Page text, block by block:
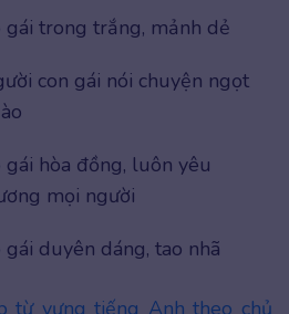
gái trong trắng, mảnh dẻ
con gái nói chuyện ngọt
gái hòa đồng, luôn yêu
mọi người
gái duyên dáng, tao nhã